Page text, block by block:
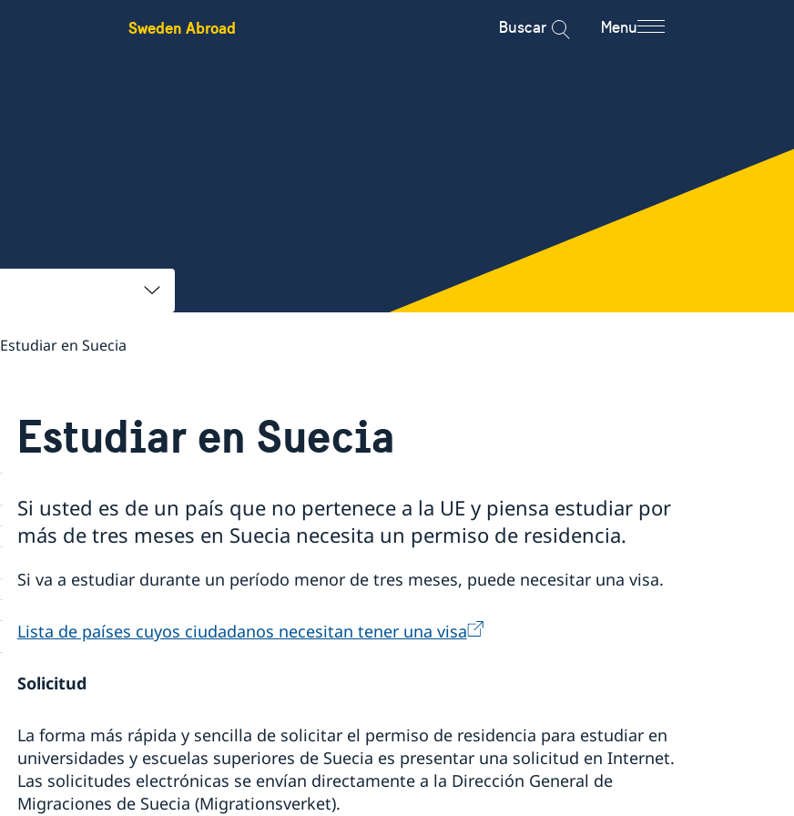
Sweden Abroad Buscar Menu
Estudiar en Suecia
Estudiar en Suecia
Si usted es de un país que no pertenece a la UE y piensa estudiar por
más de tres meses en Suecia necesita un permiso de residencia.
Si va a estudiar durante un período menor de tres meses, puede necesitar una visa.
Lista de países cuyos ciudadanos necesitan tener una visa
Solicitud
La forma más rápida y sencilla de solicitar el permiso de residencia para estudiar en
universidades y escuelas superiores de Suecia es presentar una solicitud en Internet.
Las solicitudes electrónicas se envían directamente a la Dirección General de
Migraciones de Suecia (Migrationsverket).